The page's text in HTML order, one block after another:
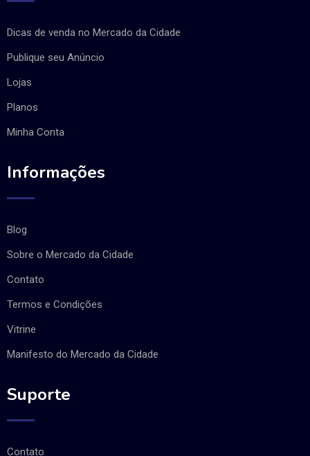
Dicas de venda no Mercado da Cidade
Publique seu Anúncio
Lojas
Planos
Minha Conta
Informações
Blog
Sobre o Mercado da Cidade
Contato
Termos e Condições
Vitrine
Manifesto do Mercado da Cidade
Suporte
Contato